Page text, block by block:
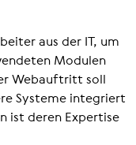
aus der IT, um
Modulen
Web­auf­tritt soll
Systeme inte­griert
ist deren Expertise